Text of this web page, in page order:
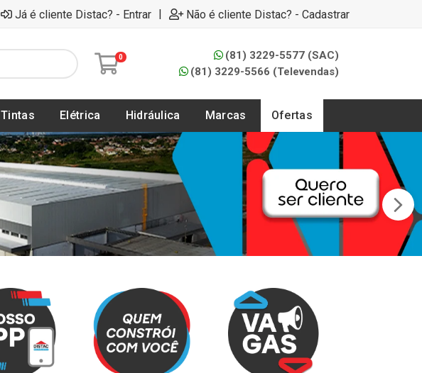
Já é cliente Distac? - Entrar | Não é cliente Distac? - Cadastrar
0
(81) 3229-5577 (SAC)
(81) 3229-5566 (Televendas)
Tintas Elétrica Hidráulica Marcas Ofertas